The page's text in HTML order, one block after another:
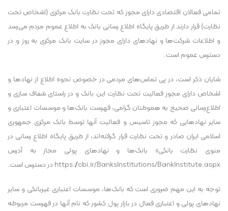
تمامی فعالان اقتصادی دارای مجوز که تحت نظارت بانک مرکزی (اشخاص تحت
نظارت) قرار دارند از طریق پایگاه اطلاع رسانی بانک به اطلاع عموم مردم می‌رسد
و اطلاعات شرکت‌ها و نهاد‌های دارای مجوز در سایت بانک مرکزی به روز و در
دسترس عموم است.
شایان ذکر است، در پی تماس‌های مردمی در خصوص نحوه اطلاع از نهاد‌ها و
اشخاص دارای مجوز فعالیت تحت نظارت این بانک و در راستای شفاف سازی و
اطلاع‌رسانی صحیح به هموطنان گرامی، فهرست بانک‌ها و موسسات اعتباری و
سایر نهاد‌هایی که مجوز تاسیس و فعالیت آنها توسط بانک مرکزی جمهوری
اسلامی ایران صادر و تحت نظارت قرار گرفته‌اند، از طریق پایگاه اطلاع رسانی در
منوی نظارت بانکی» بانک‌ها و نهاد‌های پولی مجاز به آدرس
https://cbi.ir/BanksInstitutions/BankInstitute.aspx در دسترس است.
توجه به این مهم ضروری است که بانک‌ها، موسسات اعتباری غیربانکی و سایر
نهاد‌های پولی و اعتباری فعال در بازار پول کشور که نام آنها در فهرست مربوطه